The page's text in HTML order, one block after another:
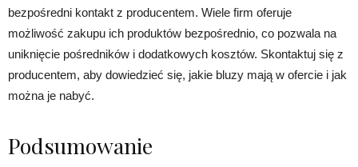
bezpośredni kontakt z producentem. Wiele firm oferuje
możliwość zakupu ich produktów bezpośrednio, co pozwala na
uniknięcie pośredników i dodatkowych kosztów. Skontaktuj się z
producentem, aby dowiedzieć się, jakie bluzy mają w ofercie i jak
można je nabyć.
Podsumowanie